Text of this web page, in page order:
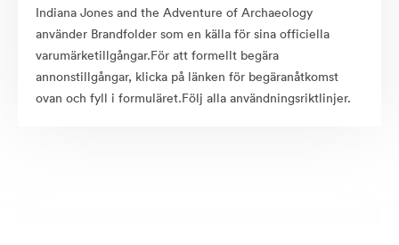
Indiana Jones and the Adventure of Archaeology
använder Brandfolder som en källa för sina officiella
varumärketillgångar.För att formellt begära
annonstillgångar, klicka på länken för begäranåtkomst
ovan och fyll i formuläret.Följ alla användningsriktlinjer.